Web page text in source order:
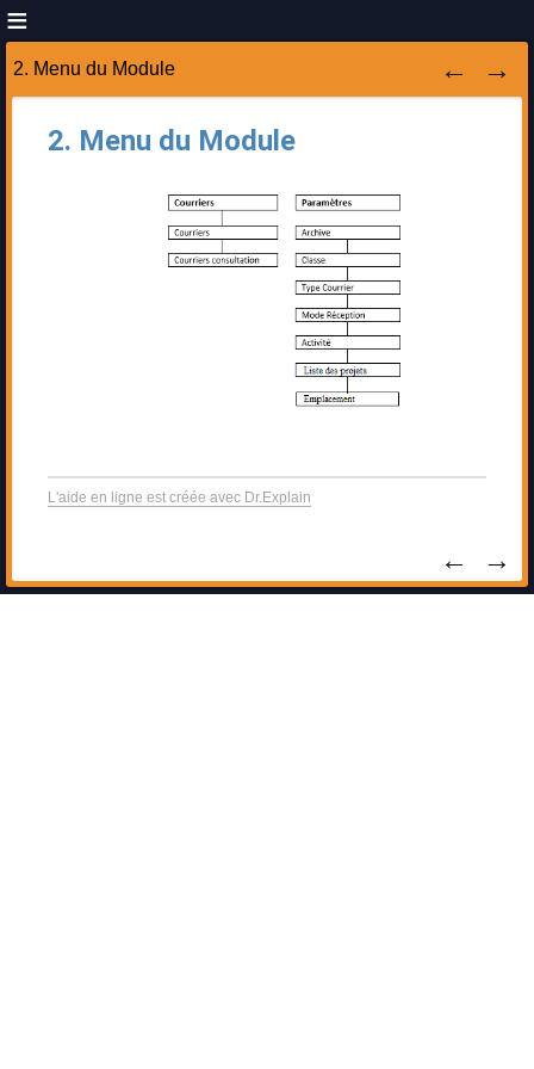
2. Menu du Module
2. Menu du Module
L'aide en ligne est créée avec Dr.Explain